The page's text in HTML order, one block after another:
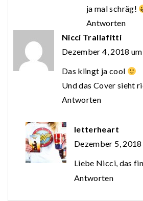
ja mal schräg!
Antworten
Nicci Trallafitti
Dezember 4, 2018
Das klingt ja cool
Und das Cover sieht
Antworten
letterheart
Dezember 5,
Liebe Nicci, das
Antworten